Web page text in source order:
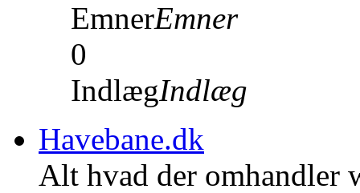
EmnerEmner
0
IndlægIndlæg
Havebane.dk
Alt hvad der omhandler